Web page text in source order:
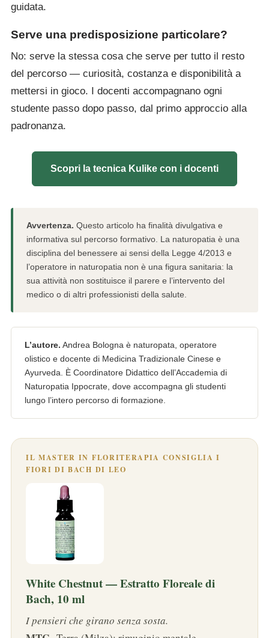
guidata.
Serve una predisposizione particolare?
No: serve la stessa cosa che serve per tutto il resto
del percorso — curiosità, costanza e disponibilità a
mettersi in gioco. I docenti accompagnano ogni
studente passo dopo passo, dal primo approccio alla
padronanza.
Scopri la tecnica Kulike con i docenti
Avvertenza. Questo articolo ha finalità divulgativa e
informativa sul percorso formativo. La naturopatia è una
disciplina del benessere ai sensi della Legge 4/2013 e
l’operatore in naturopatia non è una figura sanitaria: la
sua attività non sostituisce il parere e l’intervento del
medico o di altri professionisti della salute.
L’autore. Andrea Bologna è naturopata, operatore
olistico e docente di Medicina Tradizionale Cinese e
Ayurveda. È Coordinatore Didattico dell’Accademia di
Naturopatia Ippocrate, dove accompagna gli studenti
lungo l’intero percorso di formazione.
IL MASTER IN FLORITERAPIA CONSIGLIA I
FIORI DI BACH DI LEO
White Chestnut — Estratto Floreale di
Bach, 10 ml
I pensieri che girano senza sosta.